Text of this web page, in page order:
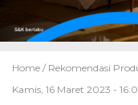
Home / Rekomendasi
Kamis, 16 Maret 2023 -